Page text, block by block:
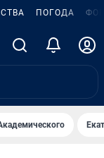
ПОГОДА